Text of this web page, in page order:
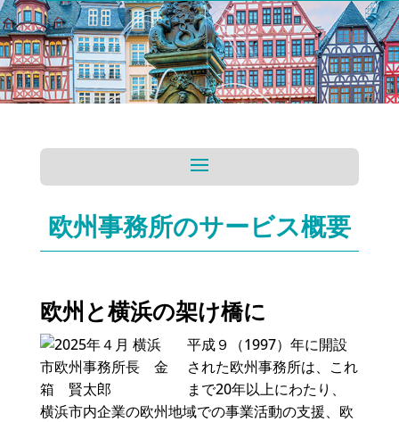
欧州事務所のサービス概要
欧州と横浜の架け橋に
平成９（1997）年に開設
された欧州事務所は、これ
まで20年以上にわたり、
横浜市内企業の欧州地域での事業活動の支援、欧